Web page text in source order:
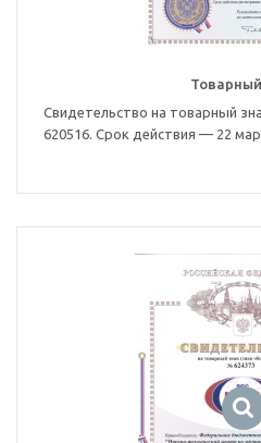
Свидетельство на товарный
620516. Срок действия — 22